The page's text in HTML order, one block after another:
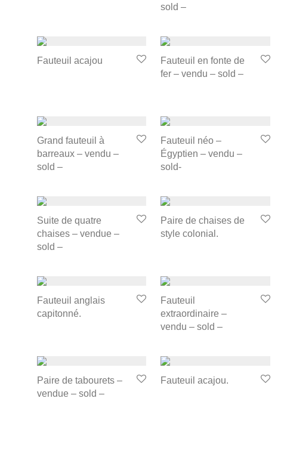
sold –
Fauteuil acajou
Fauteuil en fonte de
fer – vendu – sold –
Grand fauteuil à
barreaux – vendu –
sold –
Fauteuil néo –
Égyptien – vendu –
sold-
Suite de quatre
chaises – vendue –
sold –
Paire de chaises de
style colonial.
Fauteuil anglais
capitonné.
Fauteuil
extraordinaire –
vendu – sold –
Paire de tabourets –
vendue – sold –
Fauteuil acajou.